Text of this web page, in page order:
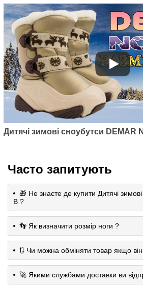
Дитячі зимові сноубутси DEMAR
Часто запитують
🎁 Не знаєте де купити Дитячі
B ?
👣 Як визначити розмір ноги ?
🔃 Чи можна обміняти товар якщо
🚀 Якими службами доставки ви